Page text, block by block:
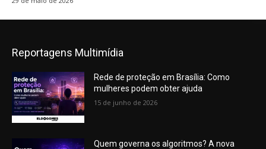
Reportagens Multimídia
Rede de proteção em Brasília: Como
mulheres podem obter ajuda
15 de junho de 2026
Quem governa os algoritmos? A nova